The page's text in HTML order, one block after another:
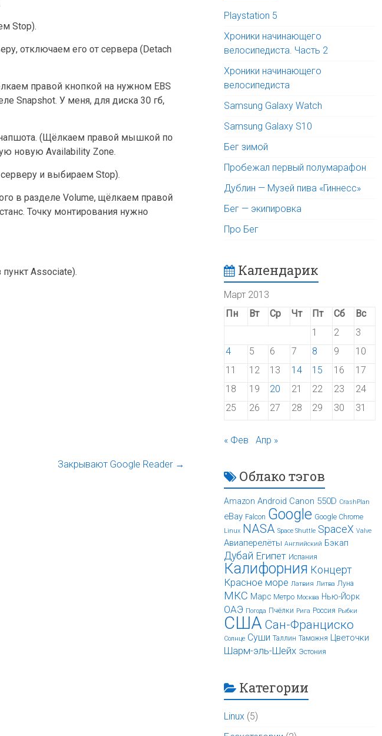
Stop).
отключаем его от сервера (Detach
правой кнопкой на нужном EBS
Snapshot. У меня, для диска 30 гб,
(Щёлкаем правой мышкой по
новую Availability Zone.
и выбираем Stop).
в разделе Volume, щёлкаем правой
Точку монтирования нужно
Associate).
Закрывают Google Reader →
Playstation 5
Хроники начинающего
велосипедиста. Часть 2
Хроники начинающего
велосипедиста
Samsung Galaxy Watch
Samsung Galaxy S10
Бег зимой
Пробежал первый полумарафон
Дублин — Музей пива «Гиннесс»
Бег — экипировка
Про Бег
Календарик
Март 2013
Пн
Вт Ср Чт Пт Сб
Вс
1
2
3
4
5 6 7 8 9
10
11
12 13 14 15 16
17
18
19 20 21 22 23
24
25
26 27 28 29 30 31
« Фев Апр »
Облако тэгов
Amazon Android Canon 550D CrashPlan
eBay Falcon Google Google Chrome
Linux NASA Space Shuttle SpaceX Valve
Авиаперелёты Английский Бэкап
Дубай Египет Испания
Калифорния Концерт
Красное море Латвия Литва Луна
МКС Марс Метро Москва Нью-Йорк
ОАЭ Погода Пчёлки Рига Россия Рыбки
США Сан-Франциско
Солнце Суши Таллин Таможня Цветочки
Шарм-эль-Шейх Эстония
Категории
Linux (5)